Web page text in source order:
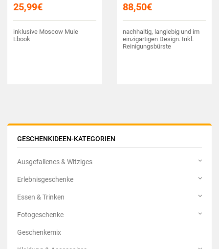
GESCHENKIDEEN-KATEGORIEN
Ausgefallenes & Witziges
Erlebnisgeschenke
Essen & Trinken
Fotogeschenke
Geschenkemix
25,99€
inklusive Moscow Mule
Ebook
88,50€
nachhaltig, langlebig und im
einzigartigen Design. Inkl.
Reinigungsbürste